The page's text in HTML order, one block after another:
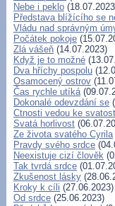
Nebe i peklo
Představa blížícího se
Vládu nad správným
Počátek pokoje
Zlá vášeň (14.07.2023)
Když je to možné
Dva hříchy pospolu
Osamocený ostrov
Čas rychle utíká
Dokonalé odevzdání se
Ctnosti vedou ke
Svatá horlivost
Ze života svatého Cyrila
Pravdy svého srdce
Neexistuje cizí člověk
Tak tvrdá srdce
Zkušenost lásky
Kroky k cíli (27.06.2023)
Od srdce (25.06.2023)